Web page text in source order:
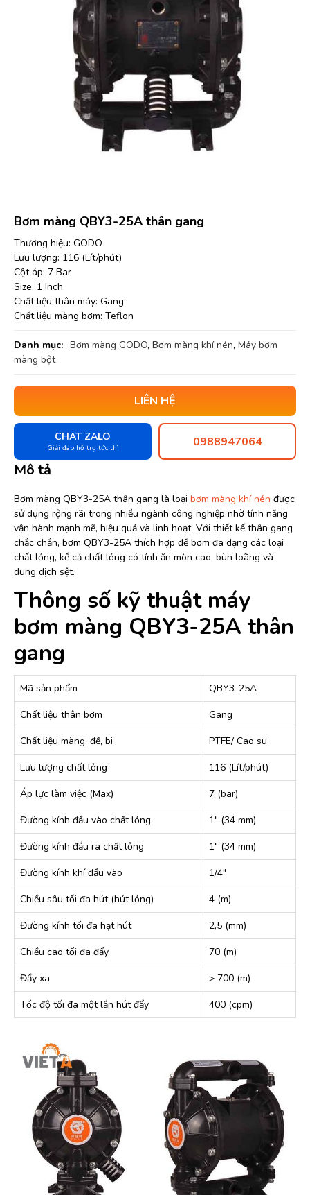
Bơm màng QBY3-25A thân gang
Thương hiệu: GODO
Lưu lượng: 116 (Lít/phút)
Cột áp: 7 Bar
Size: 1 Inch
Chất liệu thân máy: Gang
Chất liệu màng bơm: Teflon
Danh mục: Bơm màng GODO, Bơm màng khí nén, Máy bơm
màng bột
LIÊN HỆ
CHAT ZALO
Giải đáp hỗ trợ tức thì 0988947064
Mô tả
Bơm màng QBY3-25A thân gang là loại bơm màng khí nén được
sử dụng rộng rãi trong nhiều ngành công nghiệp nhờ tính năng
vận hành mạnh mẽ, hiệu quả và linh hoạt. Với thiết kế thân gang
chắc chắn, bơm QBY3-25A thích hợp để bơm đa dạng các loại
chất lỏng, kể cả chất lỏng có tính ăn mòn cao, bùn loãng và
dung dịch sệt.
Thông số kỹ thuật máy
bơm màng QBY3-25A thân
gang
Mã sản phẩm
QBY3-25A
Chất liệu thân bơm
Gang
Chất liệu màng, đế, bi
PTFE/ Cao su
Lưu lượng chất lỏng
116 (Lít/phút)
Áp lực làm việc (Max)
7 (bar)
Đường kính đầu vào chất lỏng
1″ (34 mm)
Đường kính đầu ra chất lỏng
1″ (34 mm)
Đường kính khí đầu vào
1/4″
Chiều sâu tối đa hút (hút lỏng)
4 (m)
Đường kính tối đa hạt hút
2,5 (mm)
Chiều cao tối đa đẩy
70 (m)
Đẩy xa
> 700 (m)
Tốc độ tối đa một lần hút đẩy
400 (cpm)